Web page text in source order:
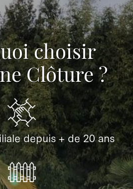
choisir
Clôture ?
depuis + de 20 ans